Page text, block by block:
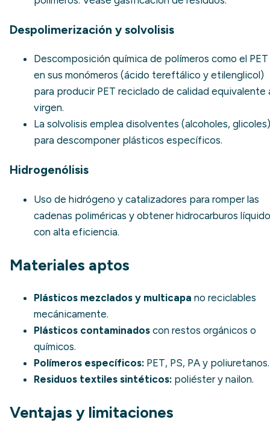
Despolimerización y solvolisis
Descomposición química de polímeros como el PET
en sus monómeros (ácido tereftálico y etilenglicol)
para producir PET reciclado de calidad equivalente
virgen.
La solvolisis emplea disolventes (alcoholes, glicoles)
para descomponer plásticos específicos.
Hidrogenólisis
Uso de hidrógeno y catalizadores para romper las
cadenas poliméricas y obtener hidrocarburos
con alta eficiencia.
Materiales aptos
Plásticos mezclados y multicapa no reciclables
mecánicamente.
Plásticos contaminados con restos orgánicos o
químicos.
Polímeros específicos: PET, PS, PA y poliuretanos.
Residuos textiles sintéticos: poliéster y nailon.
Ventajas y limitaciones